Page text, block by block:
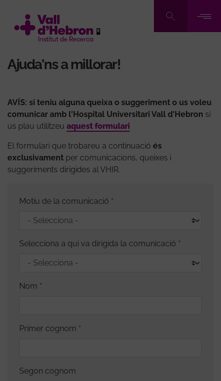
contingut
Ajuda'ns a millorar!
AVÍS: si teniu alguna queixa o suggeriment o us voleu
comunicar amb l'Hospital Universitari Vall d'Hebron si
us plau utilitzeu aquest formulari
El formulari que trobareu a continuació és
exclusivament per comunicacions, queixes i
suggeriments dirigides al VHIR.
Motiu de la comunicació
Selecciona a qui va dirigida la comunicació
Nom
Primer cognom
Segon cognom